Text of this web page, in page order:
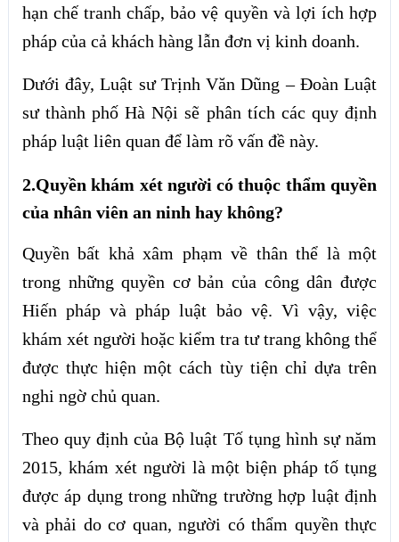
hạn chế tranh chấp, bảo vệ quyền và lợi ích hợp
pháp của cả khách hàng lẫn đơn vị kinh doanh.
Dưới đây, Luật sư Trịnh Văn Dũng – Đoàn Luật
sư thành phố Hà Nội sẽ phân tích các quy định
pháp luật liên quan để làm rõ vấn đề này.
2.Quyền khám xét người có thuộc thẩm quyền
của nhân viên an ninh hay không?
Quyền bất khả xâm phạm về thân thể là một
trong những quyền cơ bản của công dân được
Hiến pháp và pháp luật bảo vệ. Vì vậy, việc
khám xét người hoặc kiểm tra tư trang không thể
được thực hiện một cách tùy tiện chỉ dựa trên
nghi ngờ chủ quan.
Theo quy định của Bộ luật Tố tụng hình sự năm
2015, khám xét người là một biện pháp tố tụng
được áp dụng trong những trường hợp luật định
và phải do cơ quan, người có thẩm quyền thực